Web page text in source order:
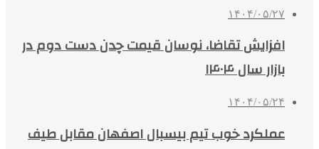
۱۴۰۴/۰۵/۲۷
افزایش تقاضا، نوسان قیمت چدن دست دوم در
بازار سال ۱۴۰۴
۱۴۰۴/۰۵/۲۴
عملکرد خوب تیم بیسبال اصفهان مقابل طیف